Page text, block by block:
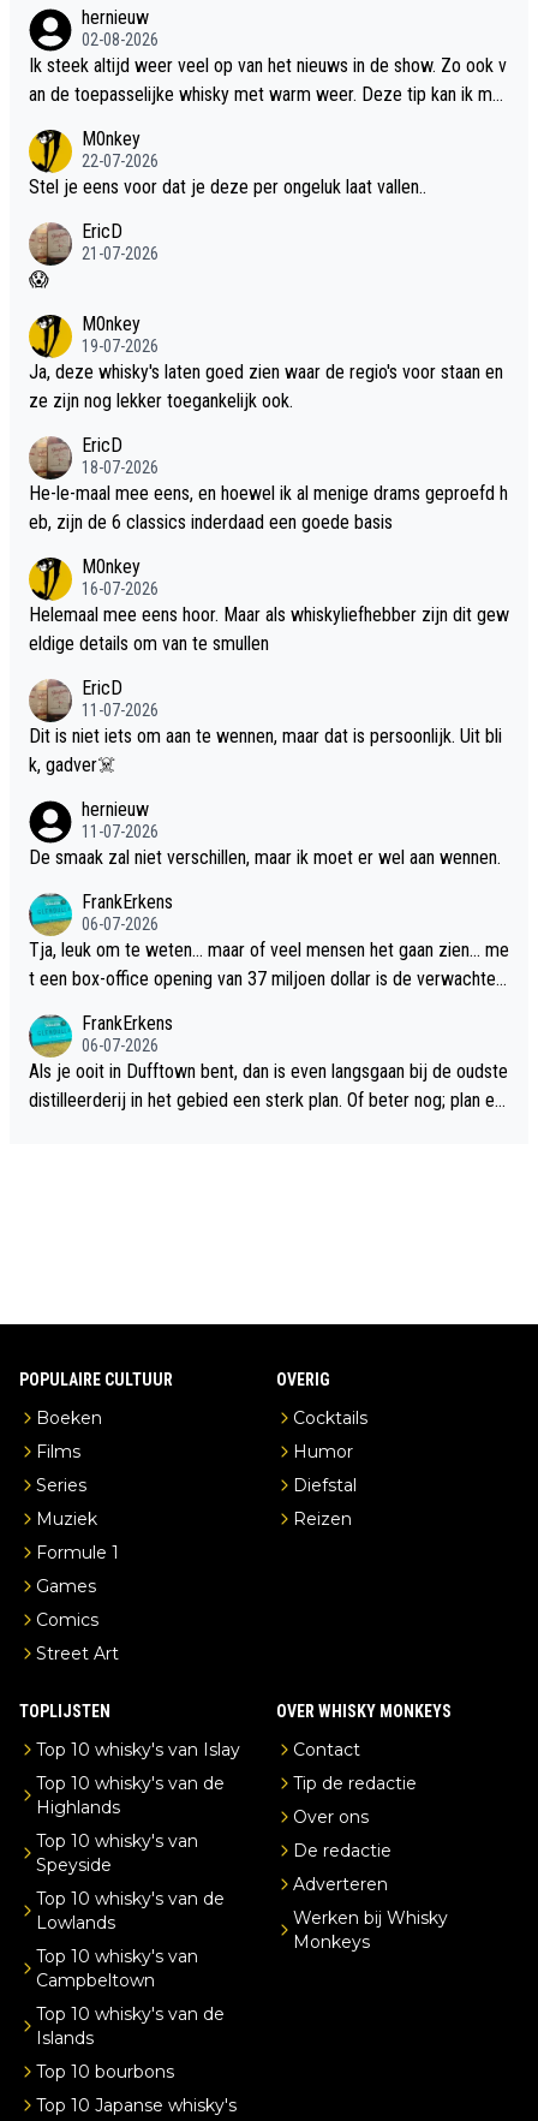
hernieuw
02-08-2026
Ik steek altijd weer veel op van het nieuws in de show. Zo ook v
an de toepasselijke whisky met warm weer. Deze tip kan ik met
M0nkey
22-07-2026
Stel je eens voor dat je deze per ongeluk laat vallen..
EricD
21-07-2026
😱
M0nkey
19-07-2026
Ja, deze whisky's laten goed zien waar de regio's voor staan en
ze zijn nog lekker toegankelijk ook.
EricD
18-07-2026
He-le-maal mee eens, en hoewel ik al menige drams geproefd h
eb, zijn de 6 classics inderdaad een goede basis
M0nkey
16-07-2026
Helemaal mee eens hoor. Maar als whiskyliefhebber zijn dit gew
eldige details om van te smullen
EricD
11-07-2026
Dit is niet iets om aan te wennen, maar dat is persoonlijk. Uit bli
k, gadver☠️
hernieuw
11-07-2026
De smaak zal niet verschillen, maar ik moet er wel aan wennen.
FrankErkens
06-07-2026
Tja, leuk om te weten... maar of veel mensen het gaan zien... me
t een box-office opening van 37 miljoen dollar is de verwachte
FrankErkens
06-07-2026
Als je ooit in Dufftown bent, dan is even langsgaan bij de oudste
distilleerderij in het gebied een sterk plan. Of beter nog; plan ee
POPULAIRE CULTUUR
Boeken
Films
Series
Muziek
Formule 1
Games
Comics
Street Art
OVERIG
Cocktails
Humor
Diefstal
Reizen
TOPLIJSTEN
Top 10 whisky's van Islay
Top 10 whisky's van de
Highlands
Top 10 whisky's van
Speyside
Top 10 whisky's van de
Lowlands
Top 10 whisky's van
Campbeltown
Top 10 whisky's van de
Islands
Top 10 bourbons
Top 10 Japanse whisky's
OVER WHISKY MONKEYS
Contact
Tip de redactie
Over ons
De redactie
Adverteren
Werken bij Whisky
Monkeys